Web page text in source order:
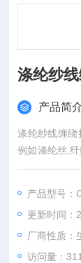
涤纶纱
产品简
涤纶纱线缠绕
例如涤纶丝,
在拉力试验过
产品型号：
更新时间：
厂商性质：
访问量：311